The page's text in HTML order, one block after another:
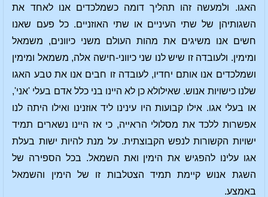
האגו. ולמעשה זהו תהליך דומה כשמלכדים אנו לאחד את
השגותיהן של שתי העיניים או שתי האוזניים. כל פעם שאנו
חשים אנו משיגים את מהות העולם משני כיוונים, משמאל
ומימין. ולעובדה זו שיש לנו שני כיווני-חישה אלה, משמאל ומימין
ושמלכדים אנו אותם יחדיו, לעובדה זו חבים אנו את טבע האגו
שלנו כישויות אנוש. שאילולא כן לא היינו בני כלל אדם בעלי 'אני',
או בעלי אגו. אילו קבועות היו עינינו ליד אוזנינו ואילו היתה לנו
אפשרות ללכד את מסלולי הראייה, כי אז היינו נשארים תמיד
ישויות הקשורות לנפש הקבוצתית. על מנת להיות ישות בעלת
אגו עלינו להפגיש את הימין ואת השמאל. בכל הספירה של
השגת אנוש קיימת תמיד הצטלבות זו של הימין והשמאל
באמצע.